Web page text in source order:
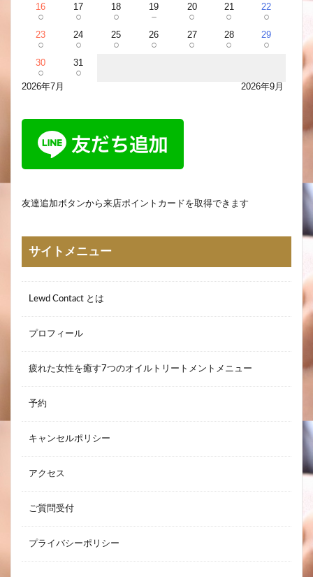
16
○
17
○
18
○
19
－
20
○
21
○
22
○
23
○
24
○
25
○
26
○
27
○
28
○
29
○
30
○
31
○
2026年7月 2026年9月
友達追加ボタンから来店ポイントカードを取得できます
サイトメニュー
Lewd Contact とは
プロフィール
疲れた女性を癒す7つのオイルトリートメントメニュー
予約
キャンセルポリシー
アクセス
ご質問受付
プライバシーポリシー